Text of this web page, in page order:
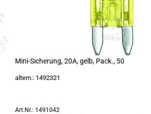
Mini-Sicherung, 20A, gelb, Pack., 50
altern.: 1492321
Art.Nr.: 1491042